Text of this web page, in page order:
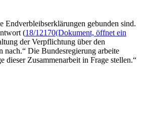
Endverbleibserklärungen gebunden sind.
(18/12170(Dokument, öffnet ein
der Verpflichtung über den
nach.“ Die Bundesregierung arbeite
Zusammenarbeit in Frage stellen.“